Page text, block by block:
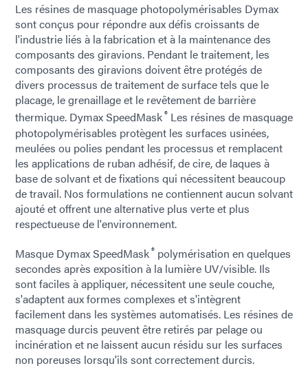
Les résines de masquage photopolymérisables Dymax
sont conçus pour répondre aux défis croissants de
l'industrie liés à la fabrication et à la maintenance des
composants des giravions. Pendant le traitement, les
composants des giravions doivent être protégés de
divers processus de traitement de surface tels que le
placage, le grenaillage et le revêtement de barrière
thermique. Dymax SpeedMask® Les résines de masquage
photopolymérisables protègent les surfaces usinées,
meulées ou polies pendant les processus et remplacent
les applications de ruban adhésif, de cire, de laques à
base de solvant et de fixations qui nécessitent beaucoup
de travail. Nos formulations ne contiennent aucun solvant
ajouté et offrent une alternative plus verte et plus
respectueuse de l'environnement.
Masque Dymax SpeedMask® polymérisation en quelques
secondes après exposition à la lumière UV/visible. Ils
sont faciles à appliquer, nécessitent une seule couche,
s'adaptent aux formes complexes et s'intègrent
facilement dans les systèmes automatisés. Les résines de
masquage durcis peuvent être retirés par pelage ou
incinération et ne laissent aucun résidu sur les surfaces
non poreuses lorsqu'ils sont correctement durcis.